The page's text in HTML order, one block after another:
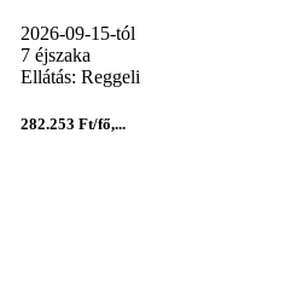
2026-09-15-tól
7 éjszaka
Ellátás: Reggeli
282.253 Ft/fő,...